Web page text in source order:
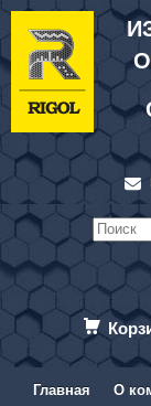
Главная О